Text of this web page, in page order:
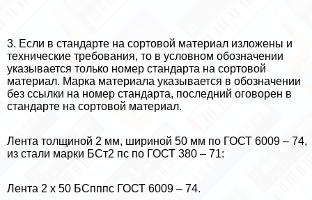
3. Если в стандарте на сортовой материал изложены и
технические требования, то в условном обозначении
указывается только номер стандарта на сортовой
материал. Марка материала указывается в обозначении
без ссылки на номер стандарта, последний оговорен в
стандарте на сортовой материал.
Лента толщиной 2 мм, шириной 50 мм по ГОСТ 6009 – 74,
из стали марки БСт2 пс по ГОСТ 380 – 71:
Лента 2 х 50 БСпппс ГОСТ 6009 – 74.